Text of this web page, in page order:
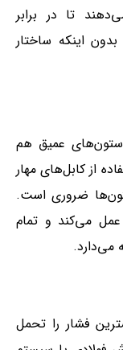
تا در برابر
اینکه ساختار
درجه)، حتی ستون‌های عمیق هم
از کابل‌های مهار
ضروری است.
می‌کند و تمام
می‌دارد.
فشار را تحمل